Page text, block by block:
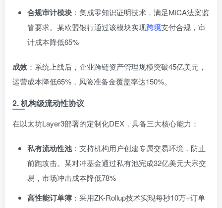
合规审计模块 ：集成零知识证明技术，满足MiCA法案监
管要求。某欧盟银行通过该模块实现跨境支付合规，审
计成本降低65%
成效 ：系统上线后，企业跨链资产管理规模突破45亿美元，
运营成本降低65%，风险准备金覆盖率达150%。
2. 机构级流动性协议
在以太坊Layer3部署的定制化DEX，具备三大核心能力：
私有流动性池：支持机构用户创建专属交易环境，防止
前跑攻击。某对冲基金通过私有池完成32亿美元大宗交
易，市场冲击成本降低78%
高性能订单簿 ：采用ZK-Rollup技术实现每秒10万+订单